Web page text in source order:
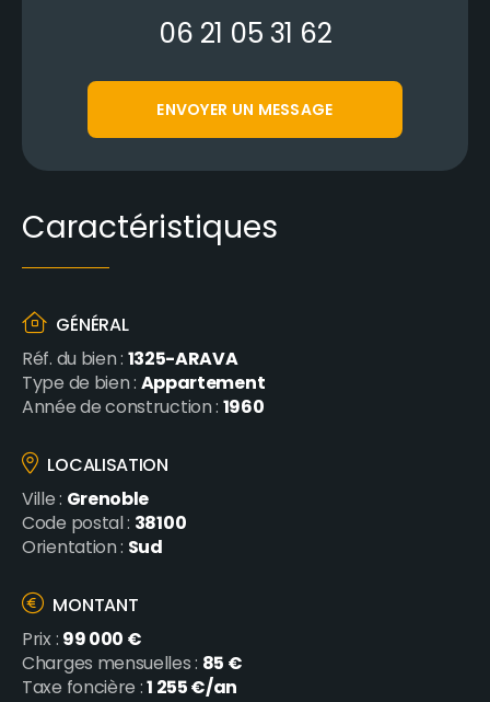
Caractéristiques
GÉNÉRAL
Réf. du bien :1325-ARAVA
Type de bien :Appartement
Année de construction :1960
LOCALISATION
Ville : Grenoble
Code postal : 38100
Orientation : Sud
MONTANT
Prix :99 000 €
Charges mensuelles : 85 €
Taxe foncière :1 255 €/an
06 21 05 31 62
ENVOYER UN MESSAGE